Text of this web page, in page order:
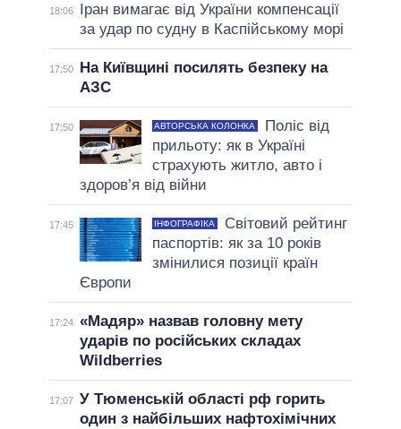
18:06
Іран вимагає від України компенсації
за удар по судну в Каспійському морі
17:50
На Київщині посилять безпеку на
АЗС
17:50 АВТОРСЬКА КОЛОНКА
Поліс від
прильоту: як в Україні
страхують житло, авто і
здоров’я від війни
17:45 ІНФОГРАФІКА
Світовий рейтинг
паспортів: як за 10 років
змінилися позиції країн
Європи
17:24 «Мадяр» назвав головну мету
ударів по російських складах
Wildberries
17:07 У Тюменській області рф горить
один з найбільших нафтохімічних